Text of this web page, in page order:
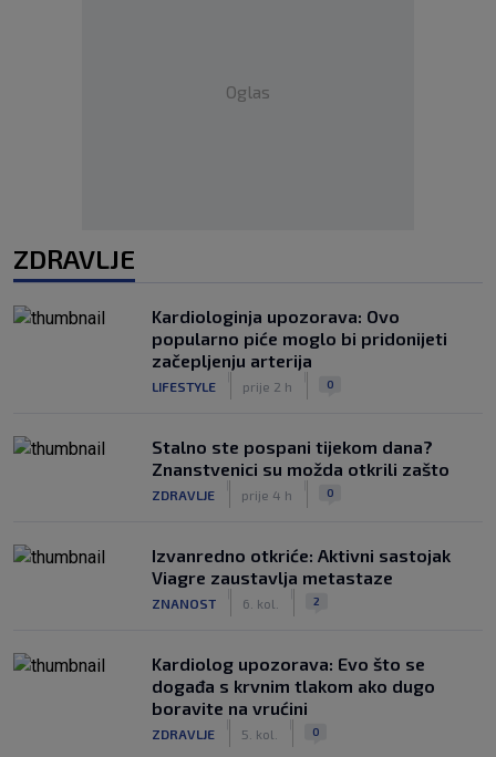
Oglas
ZDRAVLJE
Kardiologinja upozorava: Ovo
popularno piće moglo bi pridonijeti
začepljenju arterija
LIFESTYLE prije 2 h 0
Stalno ste pospani tijekom dana?
Znanstvenici su možda otkrili zašto
ZDRAVLJE prije 4 h 0
Izvanredno otkriće: Aktivni sastojak
Viagre zaustavlja metastaze
ZNANOST 6. kol. 2
Kardiolog upozorava: Evo što se
događa s krvnim tlakom ako dugo
boravite na vrućini
ZDRAVLJE 5. kol. 0